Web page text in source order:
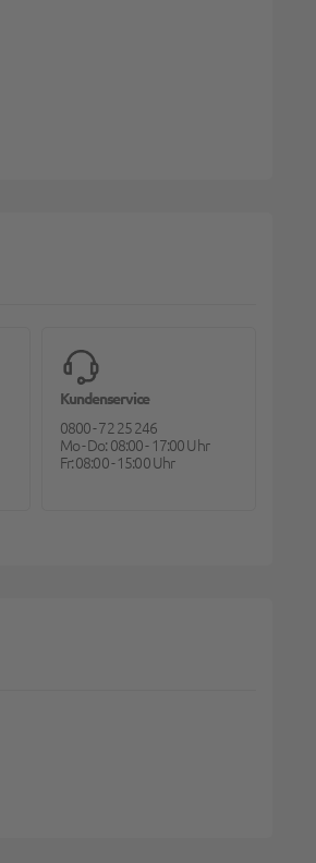
Kundenservice
0800 - 72 25 246
Mo - Do: 08:00 - 17:00 Uhr
Fr: 08:00 - 15:00 Uhr